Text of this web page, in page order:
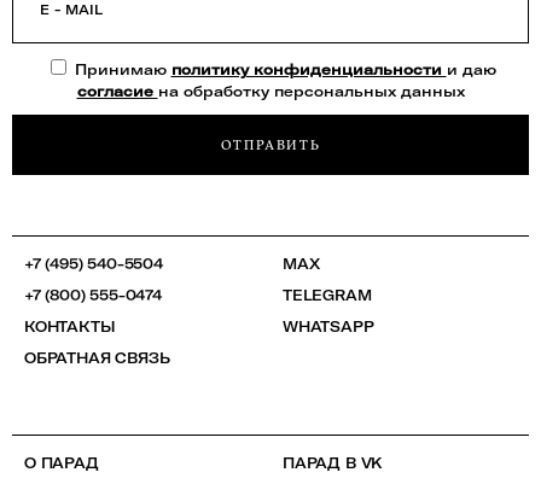
E - MAIL
Принимаю политику конфиденциальности и даю
согласие на обработку персональных данных
ОТПРАВИТЬ
+7 (495) 540-5504
+7 (800) 555-0474
КОНТАКТЫ
ОБРАТНАЯ СВЯЗЬ
MAX
TELEGRAM
WHATSAPP
О ПАРАД
ПАРАД В VK